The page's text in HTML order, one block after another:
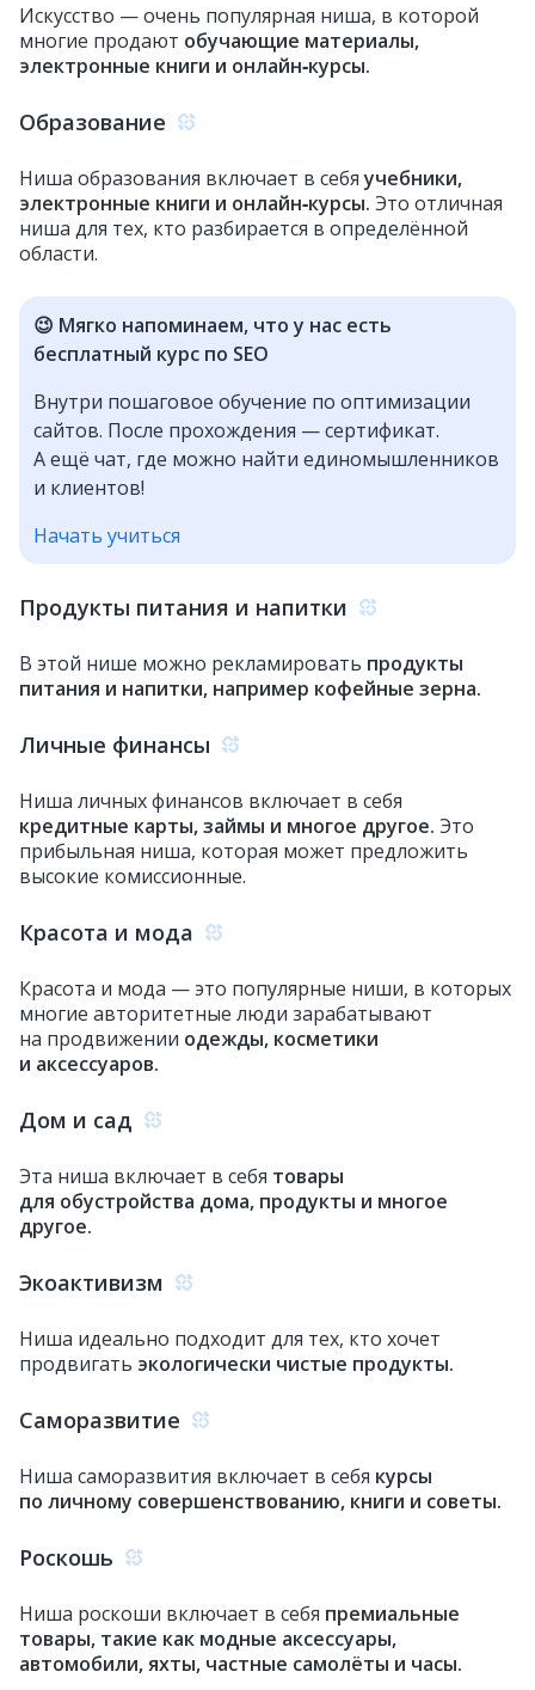
Искусство — очень популярная ниша, в которой
многие продают обучающие материалы,
электронные книги и онлайн‑курсы.
Образование
Ниша образования включает в себяучебники,
электронные книги и онлайн‑курсы. Это отличная
ниша для тех, кто разбирается в определённой
области.
😉 Мягко напоминаем, что у нас есть
бесплатный курс по SEO
Внутри пошаговое обучение по оптимизации
сайтов. После прохождения — сертификат.
А ещё чат, где можно найти единомышленников
и клиентов!
Начать учиться
Продукты питания и напитки
В этой нише можно рекламировать продукты
питания и напитки, например кофейные зерна.
Личные финансы
Ниша личных финансов включает в себя
кредитные карты, займы и многое другое. Это
прибыльная ниша, которая может предложить
высокие комиссионные.
Красота и мода
Красота и мода — это популярные ниши, в которых
многие авторитетные люди зарабатывают
на продвижении одежды, косметики
и аксессуаров.
Дом и сад
Эта ниша включает в себя товары
для обустройства дома, продукты и многое
другое.
Экоактивизм
Ниша идеально подходит для тех, кто хочет
продвигать экологически чистые продукты.
Саморазвитие
Ниша саморазвития включает в себя курсы
по личному совершенствованию, книги и советы.
Роскошь
Ниша роскоши включает в себя премиальные
товары, такие как модные аксессуары,
автомобили, яхты, частные самолёты и часы.